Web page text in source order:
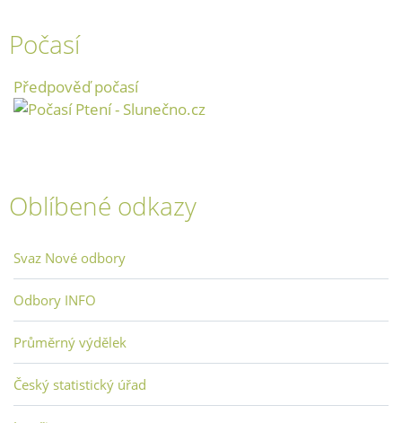
Počasí
Předpověď počasí
Oblíbené odkazy
Svaz Nové odbory
Odbory INFO
Průměrný výdělek
Český statistický úřad